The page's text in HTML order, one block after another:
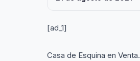
[ad_1]
Casa de Esquina en Venta.